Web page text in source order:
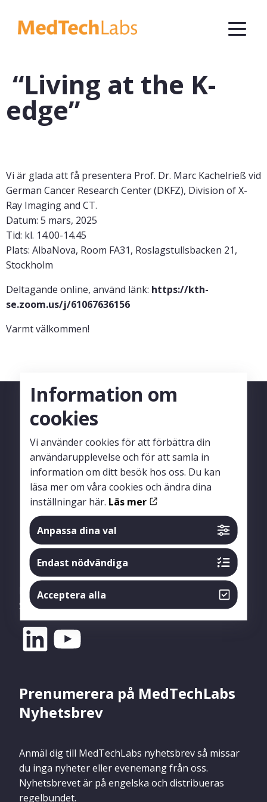
“Living at the K-
edge”
Vi är glada att få presentera Prof. Dr. Marc Kachelrieß vid
German Cancer Research Center (DKFZ), Division of X-
Ray Imaging and CT.
Datum: 5 mars, 2025
Tid: kl. 14.00-14.45
Plats: AlbaNova, Room FA31, Roslagstullsbacken 21,
Stockholm
Deltagande online, använd länk: https://kth-
se.zoom.us/j/61067636156
Varmt välkommen!
Följ oss
Följ oss påYouTube
Seminarium) ochLinkedIn.
Prenumerera på MedTechLabs
Nyhetsbrev
Anmäl dig till MedTechLabs nyhetsbrev så missar
du inga nyheter eller evenemang från oss.
Nyhetsbrevet är på engelska och distribueras
regelbundet.
Information om
cookies
Vi använder cookies för att förbättra din
användarupplevelse och för att samla in
information om ditt besök hos oss. Du kan
läsa mer om våra cookies och ändra dina
inställningar här. Läs mer
Anpassa dina val
Endast nödvändiga
Acceptera alla